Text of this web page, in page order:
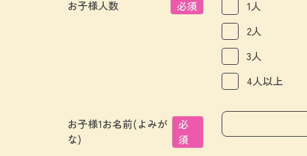
お子様人数 必須
1人
2人
3人
4人以上
お子様1お名前(よみが
な)
必
須